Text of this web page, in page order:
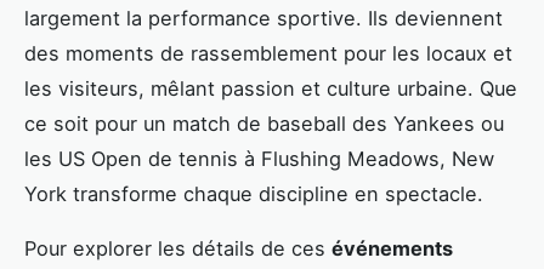
largement la performance sportive. Ils deviennent
des moments de rassemblement pour les locaux et
les visiteurs, mêlant passion et culture urbaine. Que
ce soit pour un match de baseball des Yankees ou
les US Open de tennis à Flushing Meadows, New
York transforme chaque discipline en spectacle.
Pour explorer les détails de ces événements